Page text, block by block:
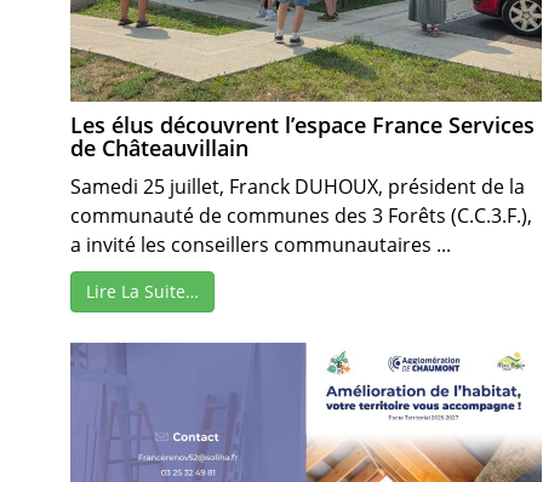
Les élus découvrent l’espace France Services
de Châteauvillain
Samedi 25 juillet, Franck DUHOUX, président de la
communauté de communes des 3 Forêts (C.C.3.F.),
a invité les conseillers communautaires ...
Lire La Suite…